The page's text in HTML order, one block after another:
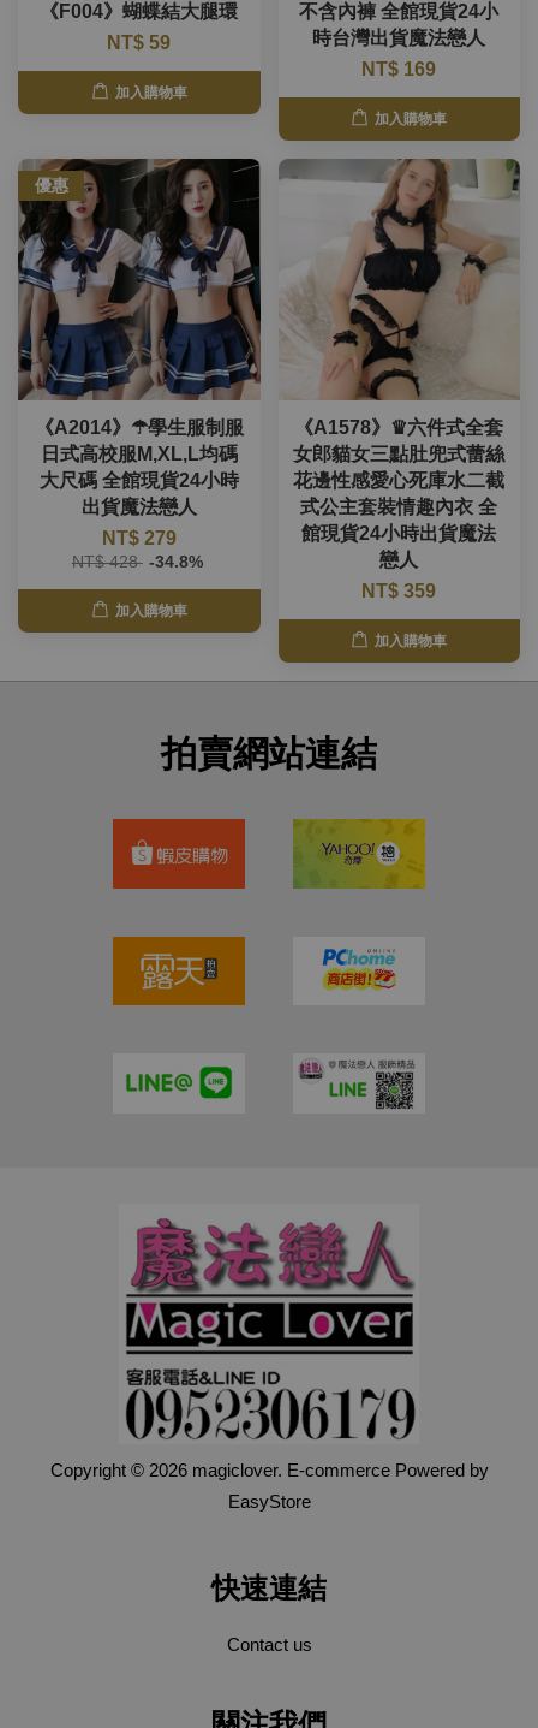
《F004》蝴蝶結大腿環
NT$ 59
加入購物車
不含內褲 全館現貨24小
時台灣出貨魔法戀人
NT$ 169
加入購物車
優惠
《A2014》☂學生服制服
日式高校服M,XL,L均碼
大尺碼 全館現貨24小時
出貨魔法戀人
NT$ 279
NT$ 428 -34.8%
加入購物車
《A1578》♛六件式全套
女郎貓女三點肚兜式蕾絲
花邊性感愛心死庫水二截
式公主套裝情趣內衣 全
館現貨24小時出貨魔法
戀人
NT$ 359
加入購物車
拍賣網站連結
Copyright © 2026 magiclover. E-commerce Powered by
EasyStore
快速連結
Contact us